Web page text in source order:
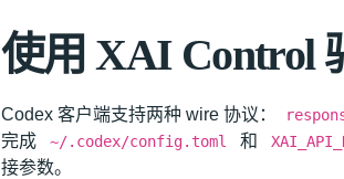
使用 XAI Control
Codex 客户端支持两种 wire 协议：
完成
~/.codex/config.toml 和
接参数。